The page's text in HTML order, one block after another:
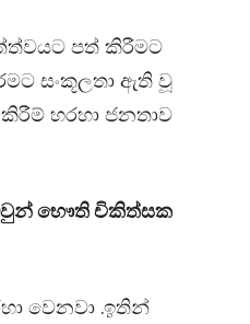
පත් කිරීමට
සංකූලතා ඇති වූ
හරහා ජනතාව
ඔවුන් භෞති චිකිත්සක
වෙනවා .ඉතින්